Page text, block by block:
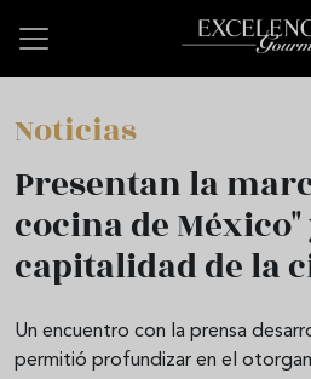
Noticias
Presentan la
cocina de
capitalidad de la
Un encuentro con la prensa
permitió profundizar en el